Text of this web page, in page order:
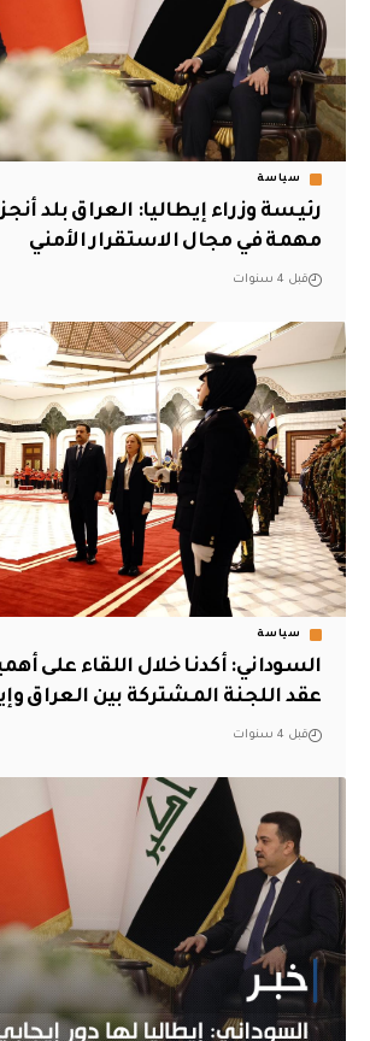
سياسة
رئيسة وزراء إيطاليا: العراق بلد
مهمة في مجال الاستقرار الأمني
قبل 4 سنوات
سياسة
السوداني: أكدنا خلال اللقاء على
عقد اللجنة المشتركة بين العراق
قبل 4 سنوات